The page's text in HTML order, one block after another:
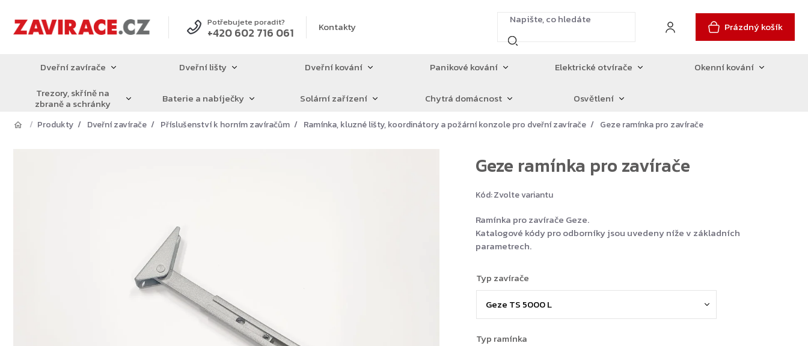
obsah
Potřebujete poradit?
+420 602 716 061 Kontakty Prázdný košík
Dveřní zavírače Dveřní lišty Dveřní kování Panikové kování Elektrické otvírače
Okenní kování
Trezory, skříně na
zbraně a schránky Baterie a nabíječky Solární zařízení Chytrá domácnost Osvětlení
Produkty Dveřní zavírače Příslušenství k horním zavíračům Ramínka, kluzné lišty, koordinátory a požární konzole pro dveřní zavírače Geze ramínka pro zavírače
Geze ramínka pro zavírače
Kód:Zvolte variantu
Typ zavírače
Typ ramínka
Ramínka pro zavírače Geze.
Katalogové kódy pro odborníky jsou uvedeny níže v základních
parametrech.